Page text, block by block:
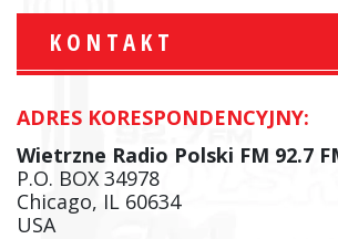
KONTAKT
ADRES KORESPONDENCYJNY:
Wietrzne Radio Polski FM 92.7
P.O. BOX 34978
Chicago, IL 60634
USA